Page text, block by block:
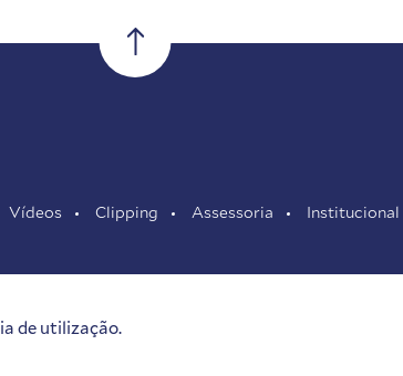
de utilização.
Vídeos Clipping Assessoria Institucional